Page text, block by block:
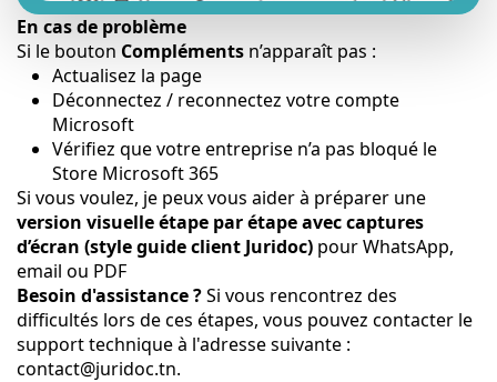
En cas de problème
Si le bouton Compléments n’apparaît pas :
Actualisez la page
Déconnectez / reconnectez votre compte
Microsoft
Vérifiez que votre entreprise n’a pas bloqué le
Store Microsoft 365
Si vous voulez, je peux vous aider à préparer une
version visuelle étape par étape avec captures
d’écran (style guide client Juridoc) pour WhatsApp,
email ou PDF
Besoin d'assistance ?Si vous rencontrez des
difficultés lors de ces étapes, vous pouvez contacter le
support technique à l'adresse suivante :
contact@juridoc.tn.